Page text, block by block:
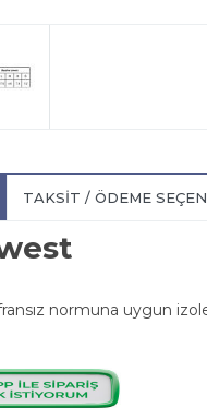
TAKSIT / ÖDEME
normuna uygun